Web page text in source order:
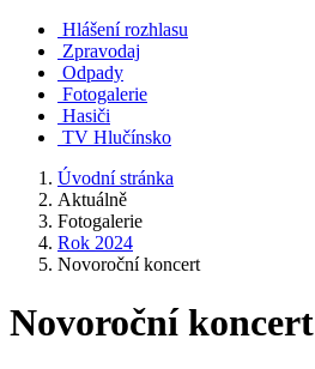
Hlášení rozhlasu
Zpravodaj
Odpady
Fotogalerie
Hasiči
TV Hlučínsko
Úvodní stránka
Aktuálně
Fotogalerie
Rok 2024
Novoroční koncert
Novoroční koncert